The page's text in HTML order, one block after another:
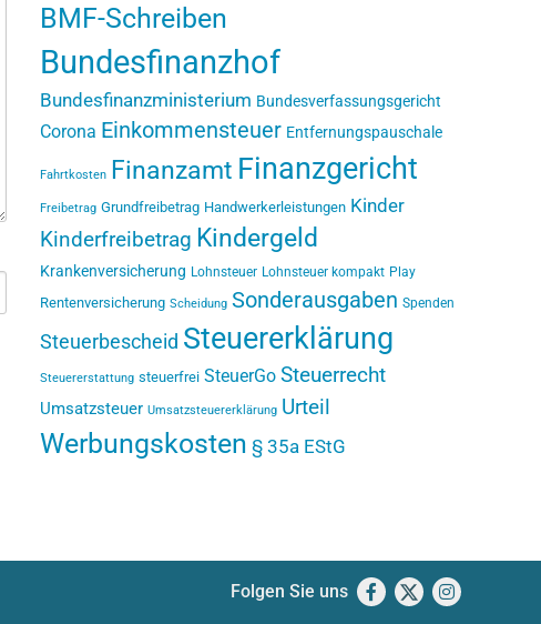
BMF-Schreiben
Bundesfinanzhof
Bundesfinanzministerium Bundesverfassungsgericht
Corona Einkommensteuer Entfernungspauschale
Fahrtkosten Finanzamt Finanzgericht
Freibetrag Grundfreibetrag Handwerkerleistungen Kinder
Kinderfreibetrag Kindergeld
Krankenversicherung Lohnsteuer Lohnsteuer kompakt Play
Rentenversicherung Scheidung Sonderausgaben Spenden
Steuerbescheid Steuererklärung
Steuererstattung steuerfrei SteuerGo Steuerrecht
Umsatzsteuer Umsatzsteuererklärung Urteil
Werbungskosten § 35a EStG
Folgen Sie uns Facebook
X Instagram